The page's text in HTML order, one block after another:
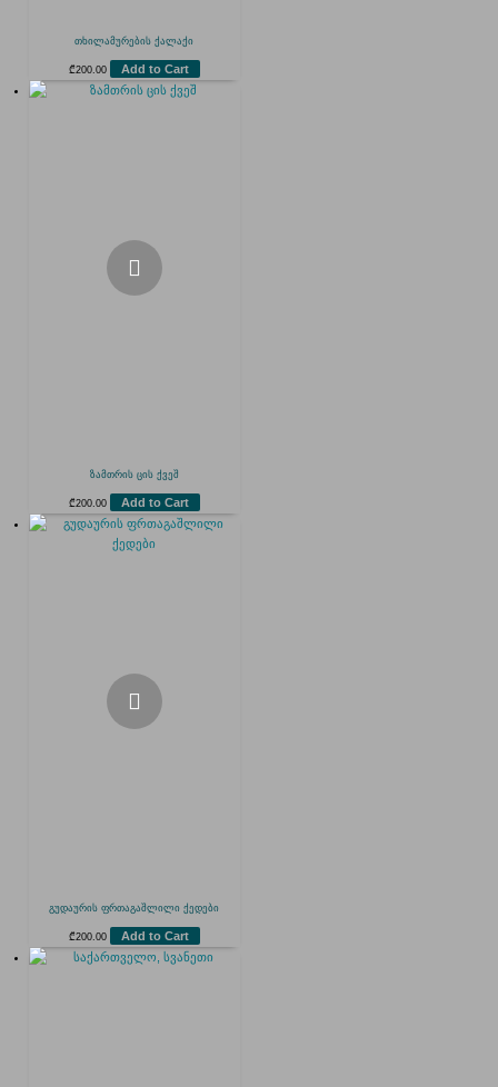
თხილამურების ქალაქი
₾200.00 Add to Cart
ზამთრის ცის ქვეშ
₾200.00 Add to Cart
გუდაურის ფრთაგაშლილი ქედები
₾200.00 Add to Cart